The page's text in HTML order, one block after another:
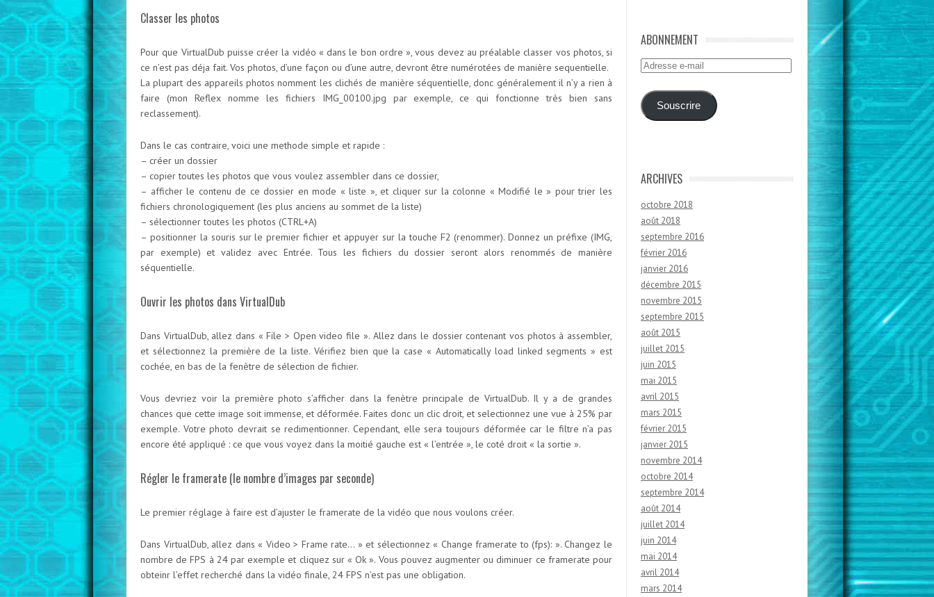
Classer les photos
Pour que VirtualDub puisse créer la vidéo « dans le bon ordre », vous devez au préalable classer vos photos, si
ce n’est pas déja fait. Vos photos, d’une façon ou d’une autre, devront être numérotées de manière sequentielle.
La plupart des appareils photos nomment les clichés de manière séquentielle, donc généralement il n’y a rien à
faire (mon Reflex nomme les fichiers IMG_00100.jpg par exemple, ce qui fonctionne très bien sans
reclassement).
Dans le cas contraire, voici une methode simple et rapide :
– créer un dossier
– copier toutes les photos que vous voulez assembler dans ce dossier,
– afficher le contenu de ce dossier en mode « liste », et cliquer sur la colonne « Modifié le » pour trier les
fichiers chronologiquement (les plus anciens au sommet de la liste)
– sélectionner toutes les photos (CTRL+A)
– positionner la souris sur le premier fichier et appuyer sur la touche F2 (renommer). Donnez un préfixe (IMG,
par exemple) et validez avec Entrée. Tous les fichiers du dossier seront alors renommés de manière
séquentielle.
Ouvrir les photos dans VirtualDub
Dans VirtualDub, allez dans « File > Open video file ». Allez dans le dossier contenant vos photos à assembler,
et sélectionnez la première de la liste. Vérifiez bien que la case « Automatically load linked segments » est
cochée, en bas de la fenètre de sélection de fichier.
Vous devriez voir la première photo s’afficher dans la fenètre principale de VirtualDub. Il y a de grandes
chances que cette image soit immense, et déformée. Faites donc un clic droit, et selectionnez une vue à 25% par
exemple. Votre photo devrait se redimentionner. Cependant, elle sera toujours déformée car le filtre n’a pas
encore été appliqué : ce que vous voyez dans la moitié gauche est « l’entrée », le coté droit « la sortie ».
Régler le framerate (le nombre d’images par seconde)
Le premier réglage à faire est d’ajuster le framerate de la vidéo que nous voulons créer.
Dans VirtualDub, allez dans « Video > Frame rate… » et sélectionnez « Change framerate to (fps): ». Changez le
nombre de FPS à 24 par exemple et cliquez sur « Ok ». Vous pouvez augmenter ou diminuer ce framerate pour
obteinr l’effet recherché dans la vidéo finale, 24 FPS n’est pas une obligation.
ABONNEMENT
Adresse
mail
Souscrire
ARCHIVES
octobre 2018
août 2018
septembre 2016
février 2016
janvier 2016
décembre 2015
novembre 2015
septembre 2015
août 2015
juillet 2015
juin 2015
mai 2015
avril 2015
mars 2015
février 2015
janvier 2015
novembre 2014
octobre 2014
septembre 2014
août 2014
juillet 2014
juin 2014
mai 2014
avril 2014
mars 2014